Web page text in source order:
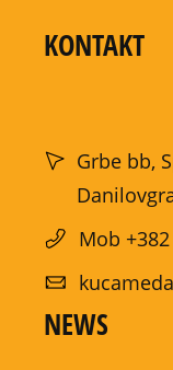
KONTAKT
Grbe bb,
Mob
NEWS